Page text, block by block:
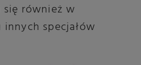
się również w
specjałów